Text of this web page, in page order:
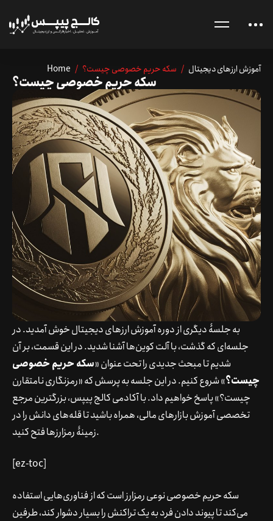
Home / آموزش ارزهای دیجیتال / سکه حریم خصوصی چیست؟
سکه حریم خصوصی چیست؟
به جلسۀ دیگری ازدوره آموزش ارزهای دیجیتالخوش آمدید. در
جلسه‌ای که گذشت، باآلت کوین‌هاآشنا شدید. در این قسمت، بر آن
شدیم تا مبحث جدیدی را تحت عنوان «سکه حریم خصوصی
چیست؟» شروع کنیم. در این جلسه به پرسش که «رمزنگاری نامتقارن
چیست؟» پاسخ خواهیم داد. باآکادمی کالج پیپس، بزرگترین مرجع
تخصصی آموزش بازارهای مالی، همراه باشید تا قله‌های دانش را در
زمینۀ رمزارزها فتح کنید.
[ez-toc]
سکه حریم خصوصی نوعی رمزارز است که از فناوری‌هایی استفاده
می‌کند تا پیوند دادن فرد به یک تراکنش را بسیار دشوار کند، طرفین